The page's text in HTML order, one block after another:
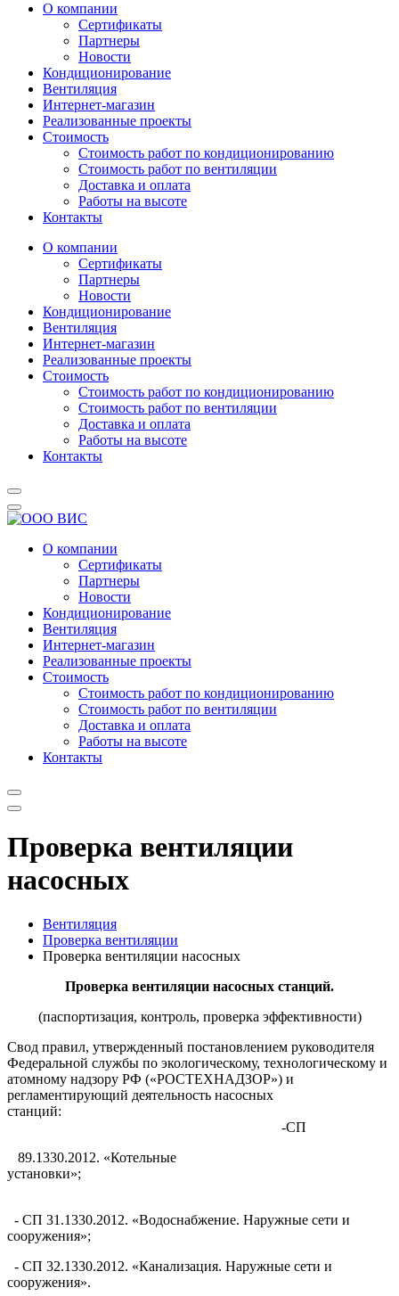
О компании
Сертификаты
Партнеры
Новости
Кондиционирование
Вентиляция
Интернет-магазин
Реализованные проекты
Стоимость
Стоимость работ по кондиционированию
Стоимость работ по вентиляции
Доставка и оплата
Работы на высоте
Контакты
О компании
Сертификаты
Партнеры
Новости
Кондиционирование
Вентиляция
Интернет-магазин
Реализованные проекты
Стоимость
Стоимость работ по кондиционированию
Стоимость работ по вентиляции
Доставка и оплата
Работы на высоте
Контакты
О компании
Сертификаты
Партнеры
Новости
Кондиционирование
Вентиляция
Интернет-магазин
Реализованные проекты
Стоимость
Стоимость работ по кондиционированию
Стоимость работ по вентиляции
Доставка и оплата
Работы на высоте
Контакты
Проверка вентиляции
насосных
Вентиляция
Проверка вентиляции
Проверка вентиляции насосных
Проверка вентиляции насосных станций.
(паспортизация, контроль, проверка эффективности)
Свод правил, утвержденный постановлением руководителя
Федеральной службы по экологическому, технологическому и
атомному надзору РФ («РОСТЕХНАДЗОР») и
регламентирующий деятельность насосных
станций:
-СП
89.1330.2012. «Котельные
установки»;
- СП 31.1330.2012. «Водоснабжение. Наружные сети и
сооружения»;
- СП 32.1330.2012. «Канализация. Наружные сети и
сооружения».